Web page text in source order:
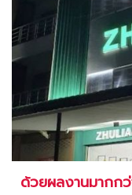
ด้วยผลงานมาก